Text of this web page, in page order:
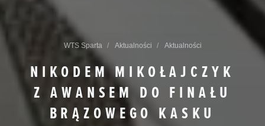
WTS Sparta Aktualności Aktualności
NIKODEM MIKOŁAJCZYK
Z AWANSEM DO FINAŁU
BRĄZOWEGO KASKU